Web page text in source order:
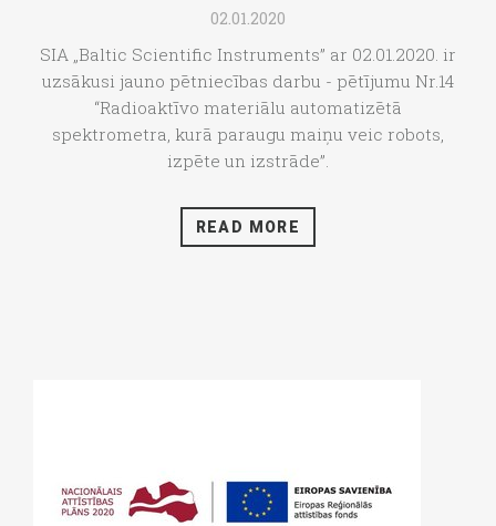
02.01.2020
SIA „Baltic Scientific Instruments” ar 02.01.2020. ir
uzsākusi jauno pētniecības darbu - pētījumu Nr.14
“Radioaktīvo materiālu automatizētā
spektrometra, kurā paraugu maiņu veic robots,
izpēte un izstrāde”.
READ MORE